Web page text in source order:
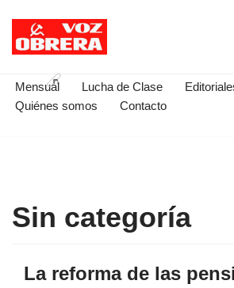
Saltar
contenido
Mensual Lucha de Clase
Quiénes somos
Contacto
Sin categoría
La reforma de las